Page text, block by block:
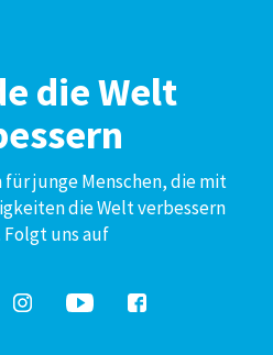
die Welt
für junge Menschen, die mit
die Welt verbessern
uns auf